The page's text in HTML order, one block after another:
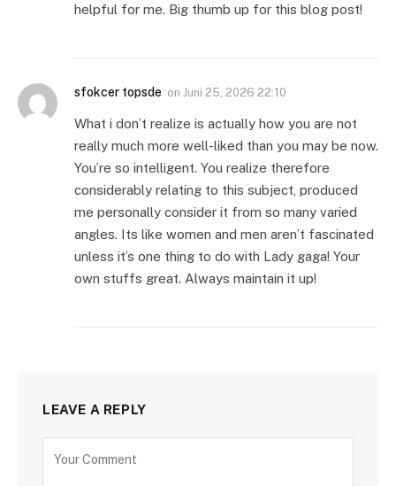
helpful for me. Big thumb up for this blog post!
sfokcer topsde on Juni 25, 2026 22:10
What i don’t realize is actually how you are not
really much more well-liked than you may be now.
You’re so intelligent. You realize therefore
considerably relating to this subject, produced
me personally consider it from so many varied
angles. Its like women and men aren’t fascinated
unless it’s one thing to do with Lady gaga! Your
own stuffs great. Always maintain it up!
LEAVE A REPLY